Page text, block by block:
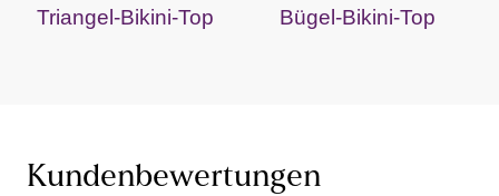
Triangel-Bikini-Top Bügel-Bikini-Top
Kundenbewertungen